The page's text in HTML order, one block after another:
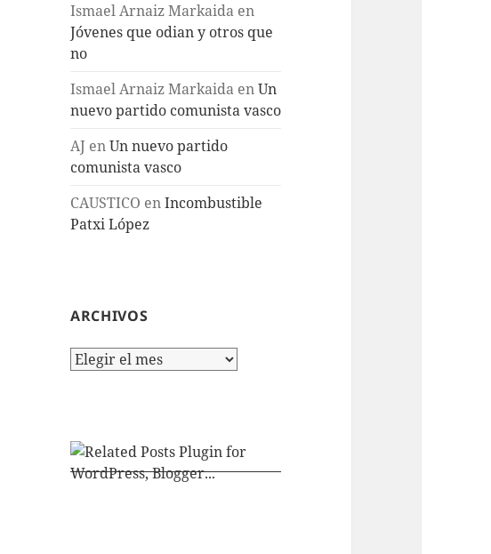
Ismael Arnaiz Markaida en
Jóvenes que odian y otros que
no
Ismael Arnaiz Markaida enUn
nuevo partido comunista vasco
AJ enUn nuevo partido
comunista vasco
CAUSTICO enIncombustible
Patxi López
ARCHIVOS
Archivos